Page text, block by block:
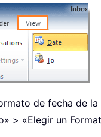
de fecha de
> «Elegir un